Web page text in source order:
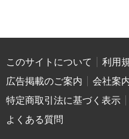
このサイトについて 利用
広告掲載のご案内
会社案
特定商取引法に基づく表示
よくある質問